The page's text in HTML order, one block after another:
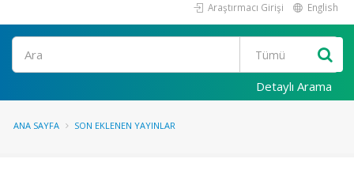
Araştırmacı Girişi English
Ara
Detaylı Arama
ANA SAYFA SON EKLENEN YAYINLAR